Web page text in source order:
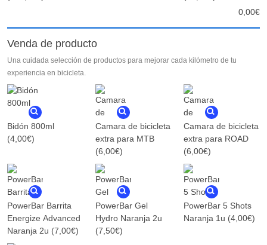
0,00€
Venda de producto
Una cuidada selección de productos para mejorar cada kilómetro de tu
experiencia en bicicleta.
Bidón 800ml
(4,00€)
Camara de bicicleta
extra para MTB
(6,00€)
Camara de bicicleta
extra para ROAD
(6,00€)
PowerBar Barrita
Energize Advanced
Naranja 2u (7,00€)
PowerBar Gel
Hydro Naranja 2u
(7,50€)
PowerBar 5 Shots
Naranja 1u (4,00€)